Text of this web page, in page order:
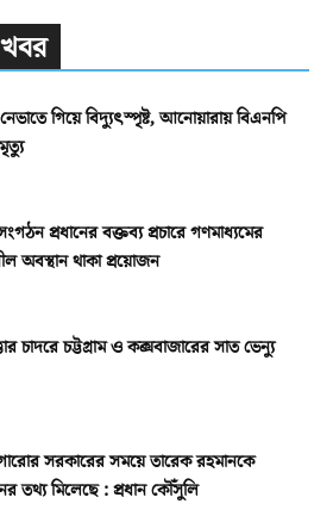
গিয়ে বিদ্যুৎস্পৃষ্ট, আনোয়ারায় বিএনপি
প্রধানের বক্তব্য প্রচারে গণমাধ্যমের
অবস্থান থাকা প্রয়োজন
চাদরে চট্টগ্রাম ও কক্সবাজারের সাত ভেন্যু
সরকারের সময়ে তারেক রহমানকে
তথ্য মিলেছে : প্রধান কৌঁসুলি